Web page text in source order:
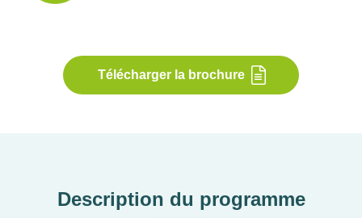
Télécharger la brochure
Description du programme